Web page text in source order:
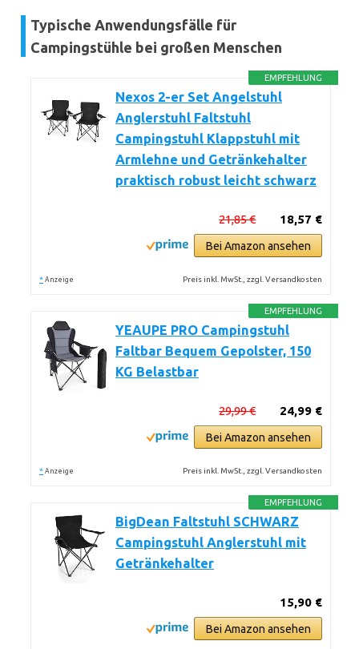
Typische Anwendungsfälle für
Campingstühle bei großen Menschen
EMPFEHLUNG
Nexos 2-er Set Angelstuhl
Anglerstuhl Faltstuhl
Campingstuhl Klappstuhl mit
Armlehne und Getränkehalter
praktisch robust leicht schwarz
18,57 €
21,85 €
Bei Amazon ansehen
* Anzeige Preis inkl. MwSt., zzgl. Versandkosten
EMPFEHLUNG
YEAUPE PRO Campingstuhl
Faltbar Bequem Gepolster, 150
KG Belastbar
24,99 €
29,99 €
Bei Amazon ansehen
* Anzeige Preis inkl. MwSt., zzgl. Versandkosten
EMPFEHLUNG
BigDean Faltstuhl SCHWARZ
Campingstuhl Anglerstuhl mit
Getränkehalter
15,90 €
Bei Amazon ansehen